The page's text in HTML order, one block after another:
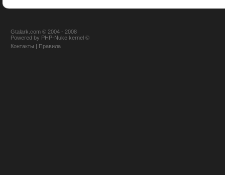
Gtalark.com © 2004 - 2008
Powered by PHP-Nuke kernel ©
Контакты | Правила